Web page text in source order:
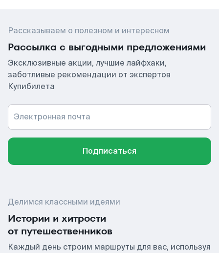
Рассказываем о полезном и интересном
Рассылка с выгодными предложениями
Эксклюзивные акции, лучшие лайфхаки,
заботливые рекомендации от экспертов
Купибилета
Электронная почта
Подписаться
Делимся классными идеями
Истории и хитрости
от путешественников
Каждый день строим маршруты для вас, используя